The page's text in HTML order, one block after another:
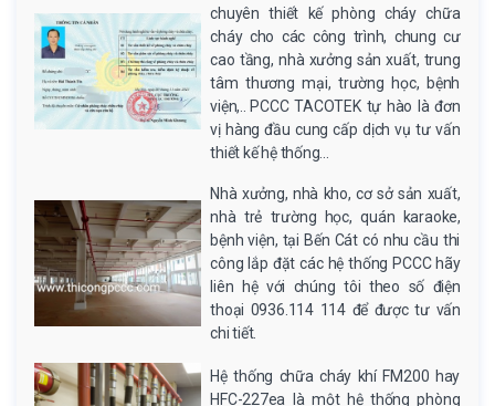
chuyên thiết kế phòng cháy chữa
cháy cho các công trình, chung cư
cao tầng, nhà xưởng sản xuất, trung
tâm thương mại, trường học, bệnh
viện,.. PCCC TACOTEK tự hào là đơn
vị hàng đầu cung cấp dịch vụ tư vấn
thiết kế hệ thống...
Nhà xưởng, nhà kho, cơ sở sản xuất,
nhà trẻ trường học, quán karaoke,
bệnh viện, tại Bến Cát có nhu cầu thi
công lắp đặt các hệ thống PCCC hãy
liên hệ với chúng tôi theo số điện
thoại 0936.114 114 để được tư vấn
chi tiết.
Hệ thống chữa cháy khí FM200 hay
HFC-227ea là một hệ thống phòng